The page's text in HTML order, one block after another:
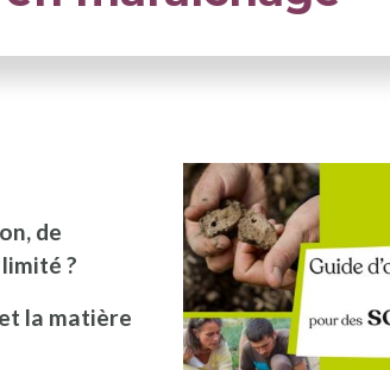
de
?
la matière